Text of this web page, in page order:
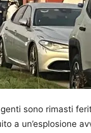
sono rimasti
a un’esplosione